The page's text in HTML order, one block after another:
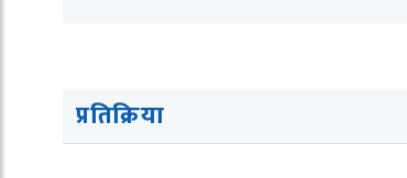
प्रतिक्रिया